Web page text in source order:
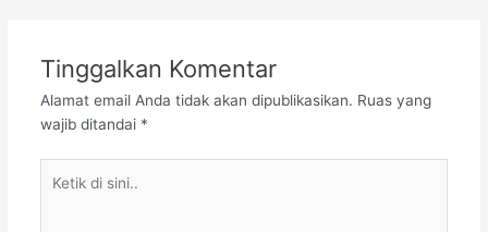
Tinggalkan Komentar
Alamat email Anda tidak akan dipublikasikan. Ruas yang
wajib ditandai *